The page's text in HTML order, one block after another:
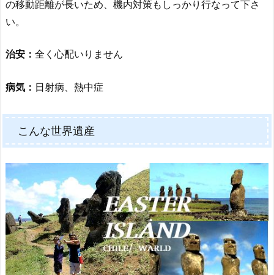
の移動距離が長いため、機内対策もしっかり行なって下さ
い。
治安： 全く心配いりません
病気： 日射病、熱中症
こんな世界遺産